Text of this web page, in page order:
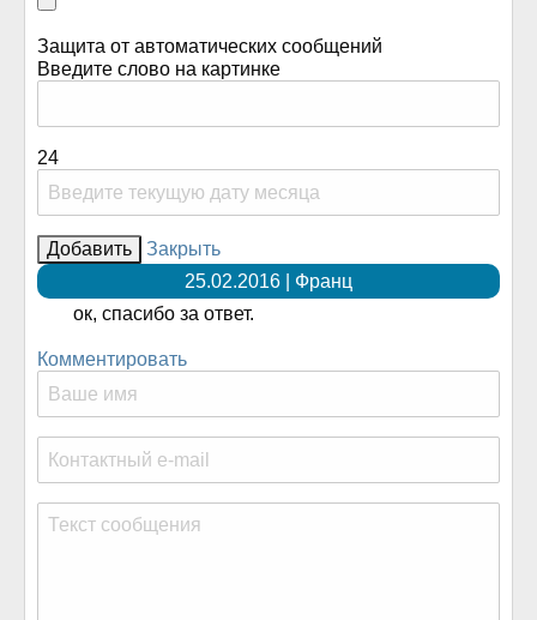
Защита от автоматических сообщений
Введите слово на картинке
24
Закрыть
25.02.2016 | Франц
ок, спасибо за ответ.
Комментировать